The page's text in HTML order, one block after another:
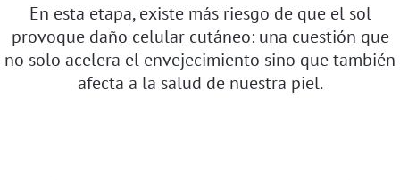
En esta etapa, existe más riesgo de que el sol
provoque daño celular cutáneo: una cuestión que
no solo acelera el envejecimiento sino que también
afecta a la salud de nuestra piel.